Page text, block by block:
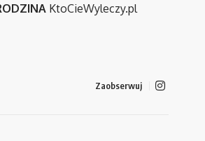
KtoCieWyleczy.pl
Zaobserwuj